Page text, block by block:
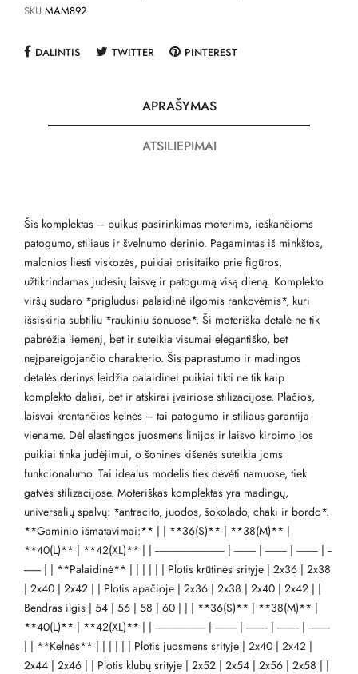
SKU:MAM892
DALINTIS TWITTER PINTEREST
APRAŠYMAS
ATSILIEPIMAI
Šis komplektas – puikus pasirinkimas moterims, ieškančioms
patogumo, stiliaus ir švelnumo derinio. Pagamintas iš minkštos,
malonios liesti viskozės, puikiai prisitaiko prie figūros,
užtikrindamas judesių laisvę ir patogumą visą dieną. Komplekto
viršų sudaro *prigludusi palaidinė ilgomis rankovėmis*, kuri
išsiskiria subtiliu *raukiniu šonuose*. Ši moteriška detalė ne tik
pabrėžia liemenį, bet ir suteikia visumai elegantiško, bet
neįpareigojančio charakterio. Šis paprastumo ir madingos
detalės derinys leidžia palaidinei puikiai tikti ne tik kaip
komplekto daliai, bet ir atskirai įvairiose stilizacijose. Plačios,
laisvai krentančios kelnės – tai patogumo ir stiliaus garantija
viename. Dėl elastingos juosmens linijos ir laisvo kirpimo jos
puikiai tinka judėjimui, o šoninės kišenės suteikia joms
funkcionalumo. Tai idealus modelis tiek dėvėti namuose, tiek
gatvės stilizacijose. Moteriškas komplektas yra madingų,
universalių spalvų: *antracito, juodos, šokolado, chaki ir bordo*.
**Gaminio išmatavimai:** | | **36(S)** | **38(M)** |
**40(L)** | **42(XL)** | | ----------------------------- | --------- | --------- | --------- | --
------- | | **Palaidinė** | | | | | | Plotis krūtinės srityje | 2x36 | 2x38
| 2x40 | 2x42 | | Plotis apačioje | 2x36 | 2x38 | 2x40 | 2x42 | |
Bendras ilgis | 54 | 56 | 58 | 60 | | | **36(S)** | **38(M)** |
**40(L)** | **42(XL)** | | --------------------- | --------- | --------- | --------- | ---------
| | **Kelnės** | | | | | | Plotis juosmens srityje | 2x40 | 2x42 |
2x44 | 2x46 | | Plotis klubų srityje | 2x52 | 2x54 | 2x56 | 2x58 | |